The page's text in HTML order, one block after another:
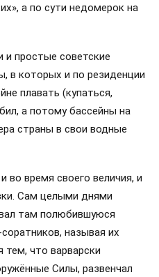
а по сути недомерок на
и простые советские
в которых и по резиденции
плавать (купаться,
а потому бассейны на
страны в свои водные
время своего величия, и
Сам целыми днями
там полюбившуюся
называя их
тем, что варварски
Силы, развенчал